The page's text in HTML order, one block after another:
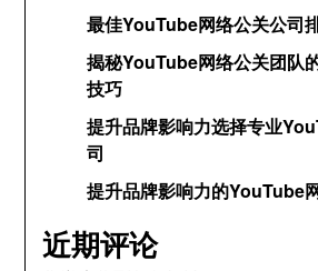
最佳YouTube网络公关公司
揭秘YouTube网络公关团队
技巧
提升品牌影响力选择专业
司
提升品牌影响力的YouTube
近期评论